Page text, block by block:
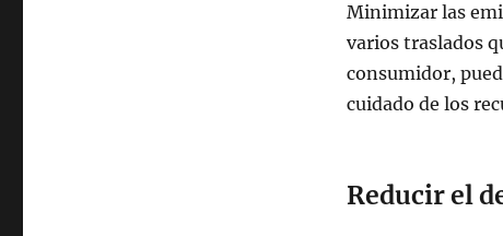
Minimizar las
varios traslados
consumidor,
cuidado de los
Reducir el